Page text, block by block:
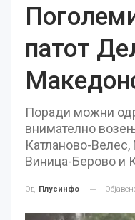
патот
Поради можни
внимателно
Катланово-
Виница-Берово и
Од Плусинфо